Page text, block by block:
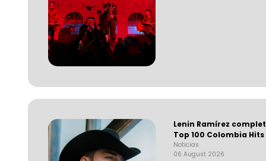
Lenin Ramírez
Top 100 Colombia Hits
Noticias
06 August 2026